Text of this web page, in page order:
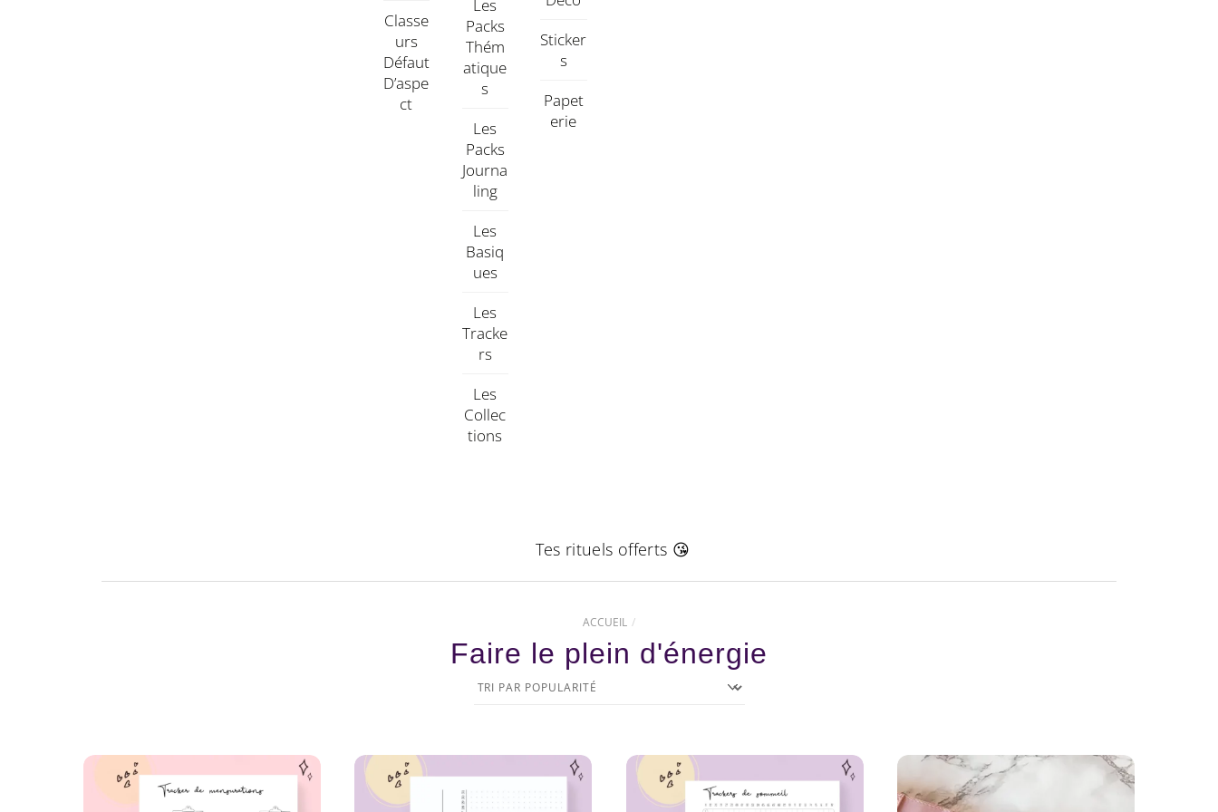
Classe
Urs
Défaut
D’aspe
Ct
Les
Packs
Thém
Atique
S
Les
Packs
Journa
Ling
Les
Basiq
Ues
Les
Tracke
Rs
Les
Collec
Tions
Sticker
S
Papet
Erie
Tes rituels offerts 😘
ACCUEIL
Faire le plein d'énergie